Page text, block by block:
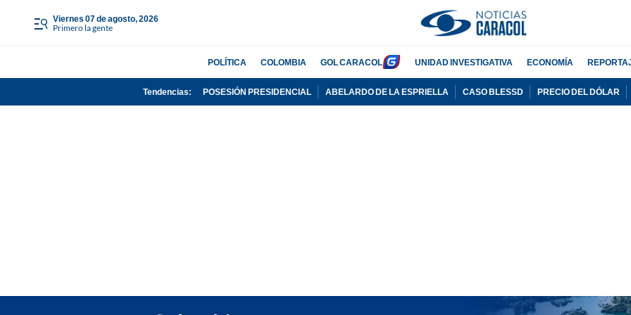
viernes 07 de agosto, 2026
Primero la gente
POLÍTICA COLOMBIA GOL CARACOL UNIDAD INVESTIGATIVA ECONOMÍA
Tendencias: POSESIÓN PRESIDENCIAL ABELARDO DE LA ESPRIELLA CASO BLESSD PRECIO DEL DÓLAR